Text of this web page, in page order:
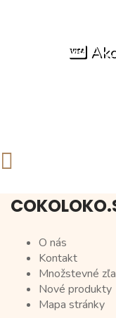
O nás
Kontakt
Množstevné
Nové produkty
Mapa stránky